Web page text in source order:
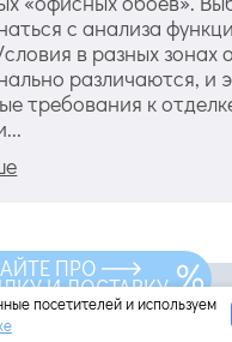
с анализа
в разных зонах
различаются, и
требования к
вопросы?
про обои, звоните прямо
посетителей и используем
ПРО
И ДОСТАВКУ